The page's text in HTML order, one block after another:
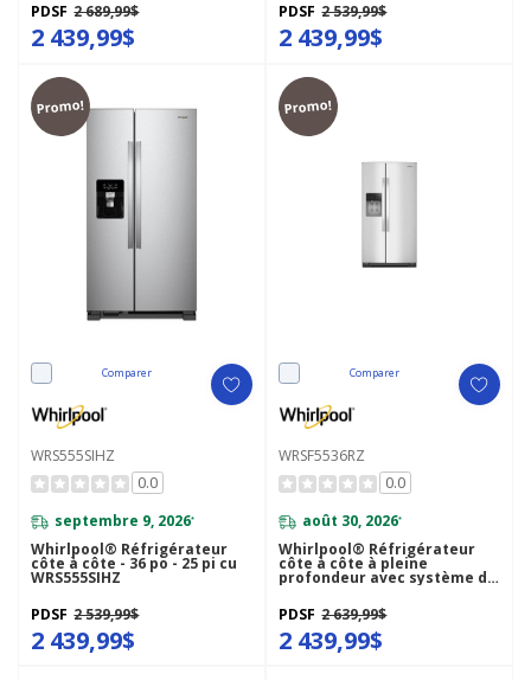
PDSF 2 689,99$
2 439,99$
PDSF 2 539,99$
2 439,99$
Promo!
Comparer
WRS555SIHZ
0.0
septembre 9, 2026*
Whirlpool® Réfrigérateur
côte à côte - 36 po - 25 pi cu
WRS555SIHZ
PDSF 2 539,99$
2 439,99$
Promo!
Comparer
WRSF5536RZ
0.0
août 30, 2026*
Whirlpool® Réfrigérateur
côte à côte à pleine
profondeur avec système de
refroidissement TruCool™ -
36 pi cu WRSF5536RZ
PDSF 2 639,99$
2 439,99$